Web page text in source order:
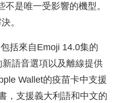
是唯一受影響的機型。
。
括來自Emoji 14.0集的
語音選項以及離線提供
Wallet的疫苗卡中支援
，支援義大利語和中文的